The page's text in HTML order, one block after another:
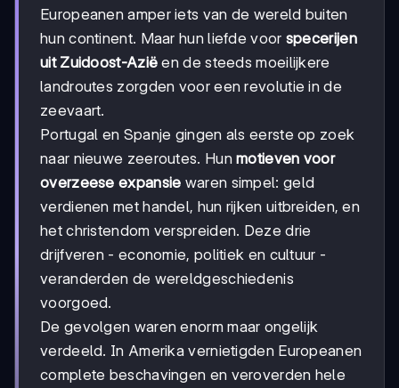
Europeanen amper iets van de wereld buiten
hun continent. Maar hun liefde voor specerijen
uit Zuidoost-Azië en de steeds moeilijkere
landroutes zorgden voor een revolutie in de
zeevaart.
Portugal en Spanje gingen als eerste op zoek
naar nieuwe zeeroutes. Hunmotieven voor
overzeese expansie waren simpel: geld
verdienen met handel, hun rijken uitbreiden, en
het christendom verspreiden. Deze drie
drijfveren - economie, politiek en cultuur -
veranderden de wereldgeschiedenis
voorgoed.
De gevolgen waren enorm maar ongelijk
verdeeld. In Amerika vernietigden Europeanen
complete beschavingen en veroverden hele